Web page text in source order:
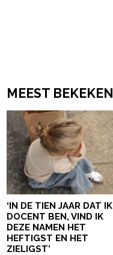
MEEST BEKEKEN
‘IN DE TIEN JAAR DAT IK
DOCENT BEN, VIND IK
DEZE NAMEN HET
HEFTIGST EN HET
ZIELIGST’